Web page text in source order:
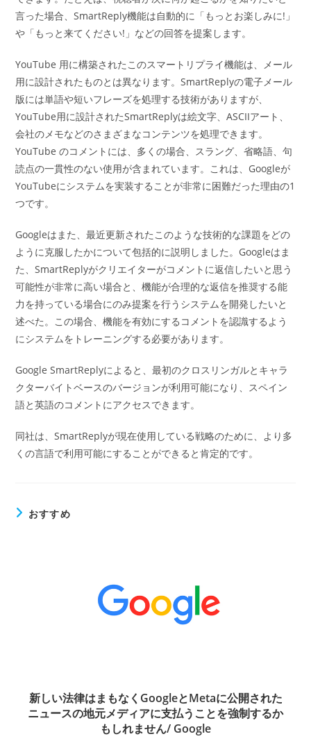
言った場合、SmartReply機能は自動的に「もっとお楽しみに!」
や「もっと来てください!」などの回答を提案します。
YouTube 用に構築されたこのスマートリプライ機能は、メール
用に設計されたものとは異なります。SmartReplyの電子メール
版には単語や短いフレーズを処理する技術がありますが、
YouTube用に設計されたSmartReplyは絵文字、ASCIIアート、
会社のメモなどのさまざまなコンテンツを処理できます。
YouTube のコメントには、多くの場合、スラング、省略語、句
読点の一貫性のない使用が含まれています。これは、Googleが
YouTubeにシステムを実装することが非常に困難だった理由の1
つです。
Googleはまた、最近更新されたこのような技術的な課題をどの
ように克服したかについて包括的に説明しました。Googleはま
た、SmartReplyがクリエイターがコメントに返信したいと思う
可能性が非常に高い場合と、機能が合理的な返信を推奨する能
力を持っている場合にのみ提案を行うシステムを開発したいと
述べた。この場合、機能を有効にするコメントを認識するよう
にシステムをトレーニングする必要があります。
Google SmartReplyによると、最初のクロスリンガルとキャラ
クターバイトベースのバージョンが利用可能になり、スペイン
語と英語のコメントにアクセスできます。
同社は、SmartReplyが現在使用している戦略のために、より多
くの言語で利用可能にすることができると肯定的です。
おすすめ
新しい法律はまもなくGoogleとMetaに公開された
ニュースの地元メディアに支払うことを強制するか
もしれません/ Google